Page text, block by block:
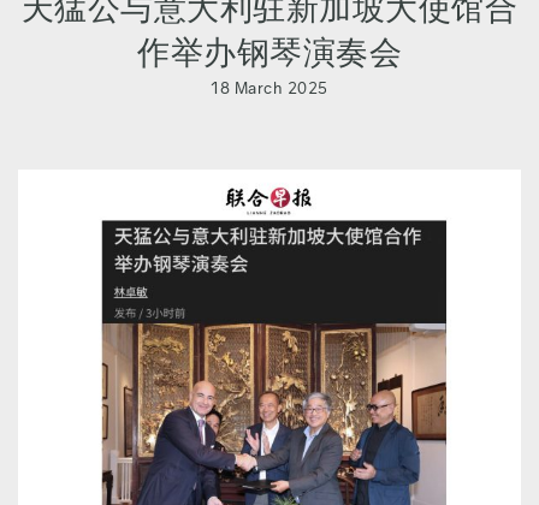
作举办钢琴演奏会
18 March 2025